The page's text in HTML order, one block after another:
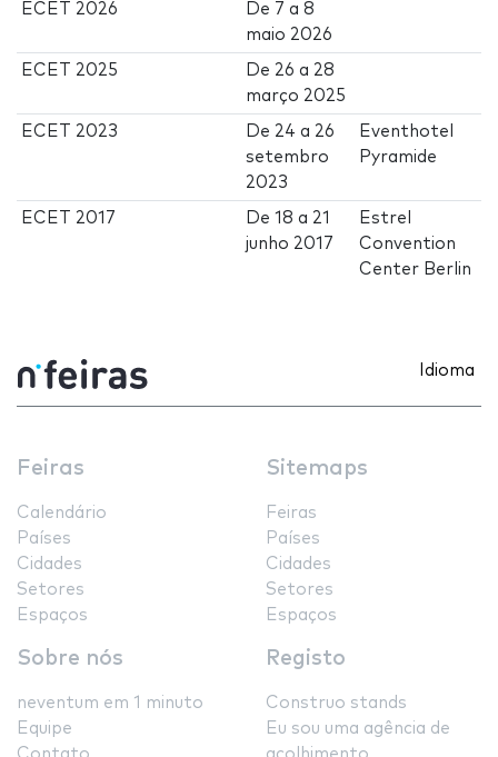
ECET 2026 De 7 a8
maio 2026
ECET 2025 De 26 a 28
março 2025
ECET 2023 De 24 a 26
setembro
2023
Eventhotel
Pyramide
ECET 2017 De18 a 21
junho 2017
Estrel
Convention
Center Berlin
Idioma
Feiras
Calendário
Países
Cidades
Setores
Espaços
Sitemaps
Feiras
Países
Cidades
Setores
Espaços
Sobre nós
neventum em 1 minuto
Equipe
Registo
Construo stands
Eu sou uma agência de